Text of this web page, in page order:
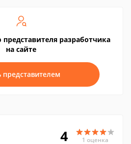
разработчика
на сайте
представителем
4 1 оценка